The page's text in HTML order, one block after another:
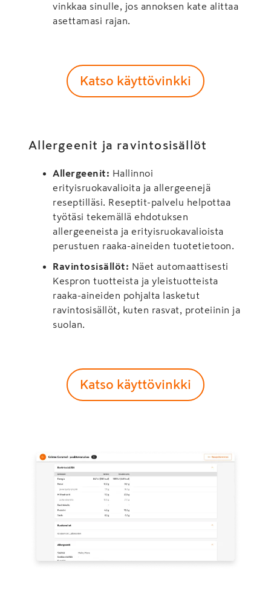
vinkkaa sinulle, jos annoksen kate alittaa
asettamasi rajan.
Katso käyttövinkki
Allergeenit ja ravintosisällöt
Allergeenit: Hallinnoi
erityisruokavalioita ja allergeenejä
reseptilläsi. Reseptit-palvelu helpottaa
työtäsi tekemällä ehdotuksen
allergeeneista ja erityisruokavalioista
perustuen raaka-aineiden tuotetietoon.
Ravintosisällöt: Näet automaattisesti
Kespron tuotteista ja yleistuotteista
raaka-aineiden pohjalta lasketut
ravintosisällöt, kuten rasvat, proteiinin ja
suolan.
Katso käyttövinkki